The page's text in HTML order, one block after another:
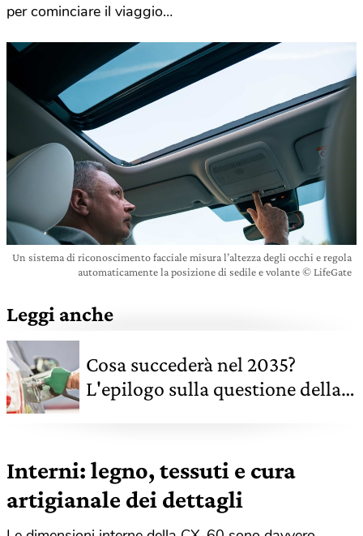
per cominciare il viaggio…
Un sistema di riconoscimento facciale misura l’altezza degli occhi e regola
automaticamente la posizione di sedile e volante © LifeGate
Leggi anche
Cosa succederà nel 2035?
L'epilogo sulla questione della
Interni: legno, tessuti e cura
artigianale dei dettagli